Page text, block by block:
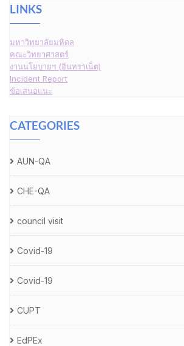
LINKS
มหาวิทยาลัยมหิดล
คณะวิทยาศาสตร์
งานนโยบายฯ (อินทราเน็ต)
Incident Report
ข้อเสนอแนะ
CATEGORIES
AUN-QA
CHE-QA
council visit
Covid-19
Covid-19
CUPT
EdPEx